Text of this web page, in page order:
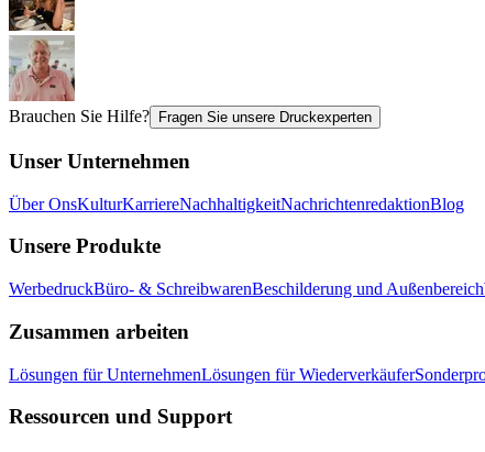
Brauchen Sie Hilfe? Fragen Sie unsere Druckexperten
Unser Unternehmen
Über OnsKulturKarriereNachhaltigkeitNachrichtenredaktionBlog
Unsere Produkte
WerbedruckBüro- & SchreibwarenBeschilderung und Außenbereich
Zusammen arbeiten
Lösungen für UnternehmenLösungen für Wiederverkäufer
Ressourcen und Support